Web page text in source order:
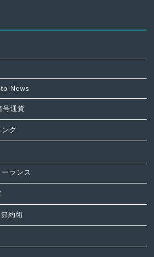
News
号通貨
ング
ランス
約術